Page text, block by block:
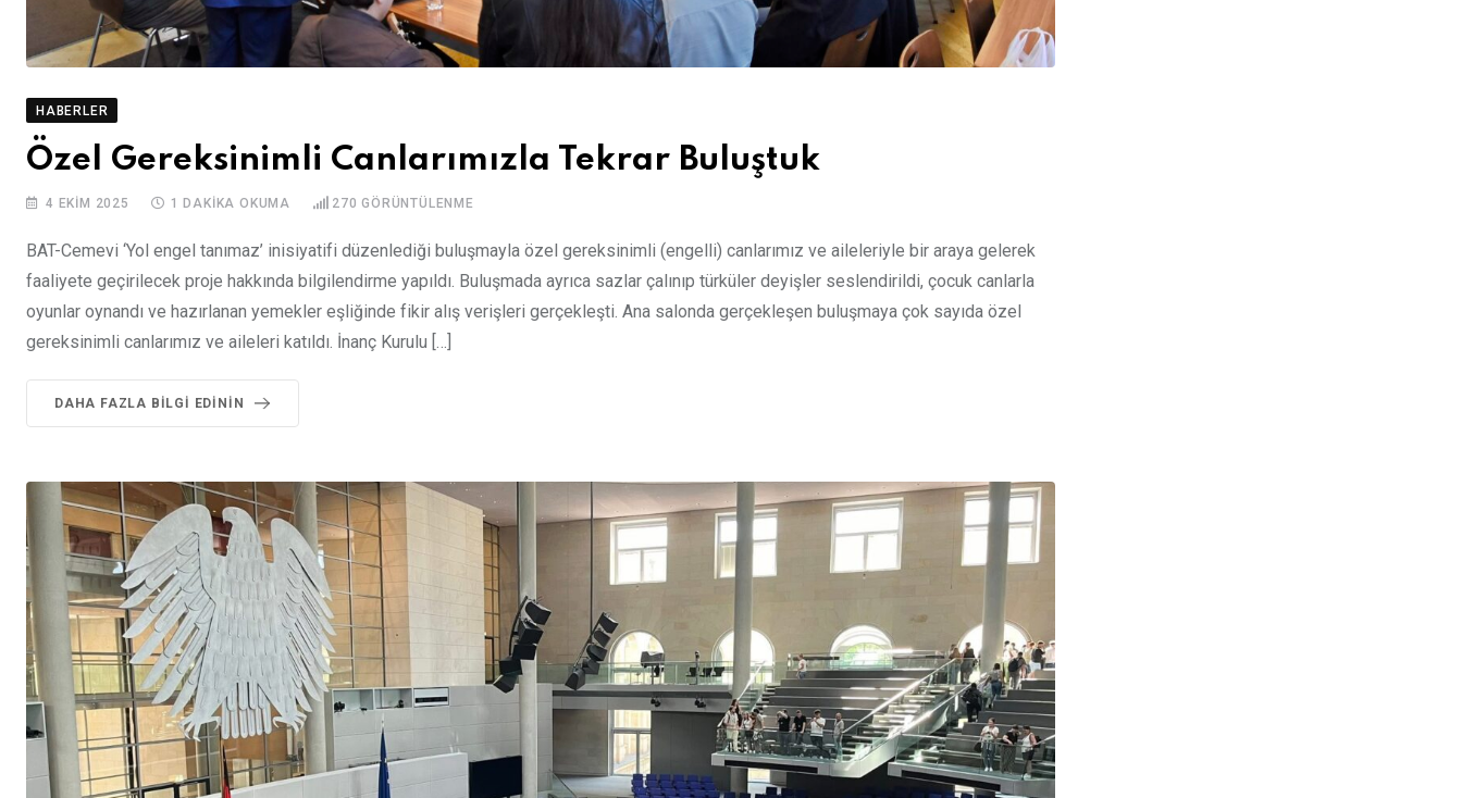
HABERLER
Özel Gereksinimli Canlarımızla Tekrar Buluştuk
4 EKIM 2025 1 DAKIKA OKUMA 270 GÖRÜNTÜLENME
BAT-Cemevi ‘Yol engel tanımaz’ inisiyatifi düzenlediği buluşmayla özel gereksinimli (engelli) canlarımız ve aileleriyle bir araya gelerek
faaliyete geçirilecek proje hakkında bilgilendirme yapıldı. Buluşmada ayrıca sazlar çalınıp türküler deyişler seslendirildi, çocuk canlarla
oyunlar oynandı ve hazırlanan yemekler eşliğinde fikir alış verişleri gerçekleşti. Ana salonda gerçekleşen buluşmaya çok sayıda özel
gereksinimli canlarımız ve aileleri katıldı. İnanç Kurulu […]
DAHA FAZLA BILGI EDININ